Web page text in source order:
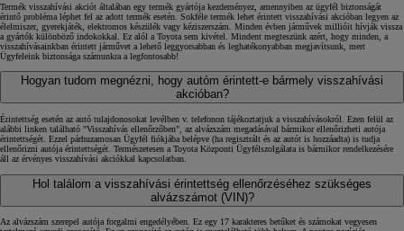
Termék visszahívási akciót általában egy termék gyártója kezdeményez, amennyiben az ügyfél biztonságát
érintő probléma léphet fel az adott termék esetén. Sokféle termék lehet érintett visszahívási akcióban legyen az
élelmiszer, gyerekjáték, elektromos készülék vagy kéziszerszám. Minden évben járművek millióit hívják vissza
a gyártók különböző indokokkal. Ez alól a Toyota sem kivétel. Mindent megteszünk azért, hogy minden, a
visszahívásainkban érintett járművet a lehető leggyorsabban és leghatékonyabban megjavítsunk, mert
Ügyfeleink biztonsága számunkra a legfontosabb!
Hogyan tudom megnézni, hogy autóm érintett-e bármely visszahívási
akcióban?
Érintettség esetén az autó tulajdonosokat levélben v. telefonon tájékoztatjuk a visszahívásokról. Ezen felül az
alábbi linken található "Visszahívás ellenőrzőben", az alvázszám megadásával bármikor ellenőrizheti autója
érintettségét. Ezzel párhuzamosan Ügyfél fiókjába belépve (ha regisztrált és az autót is hozzáadta) is tudja
ellenőrizni autója érintettségét. Természetesen a Toyota Központi Ügyfélszolgálata is bármikor rendelkezésére
áll az érvényes visszahívási akciókkal kapcsolatban.
Hol találom a visszahívási érintettség ellenőrzéséhez szükséges
alvázszámot (VIN)?
Az alvázszám szerepel autója forgalmi engedélyében. Ez egy 17 karakteres betűket és számokat vegyesen